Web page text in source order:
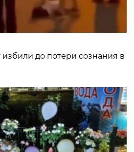
избили до потери сознания в